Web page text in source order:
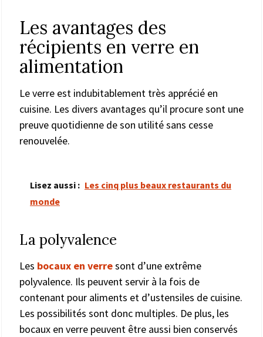
Les avantages des
récipients en verre en
alimentation
Le verre est indubitablement très apprécié en
cuisine. Les divers avantages qu’il procure sont une
preuve quotidienne de son utilité sans cesse
renouvelée.
Lisez aussi : Les cinq plus beaux restaurants du
monde
La polyvalence
Les bocaux en verresont d’une extrême
polyvalence. Ils peuvent servir à la fois de
contenant pour aliments et d’ustensiles de cuisine.
Les possibilités sont donc multiples. De plus, les
bocaux en verre peuvent être aussi bien conservés